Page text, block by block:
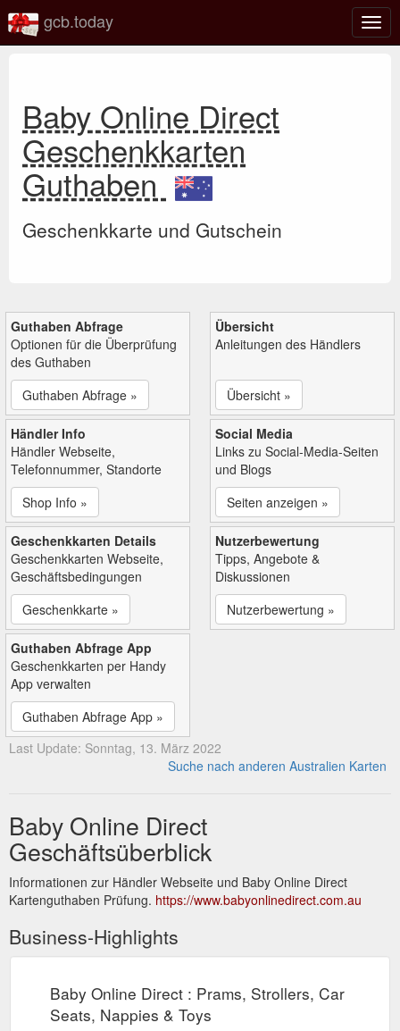
gcb.today
Baby Online Direct
Geschenkkarten
Guthaben
Geschenkkarte und Gutschein
Guthaben Abfrage
Optionen für die Überprüfung
des Guthaben
Guthaben Abfrage »
Übersicht
Anleitungen des Händlers
Übersicht »
Händler Info
Händler Webseite,
Telefonnummer, Standorte
Shop Info »
Social Media
Links zu Social-Media-Seiten
und Blogs
Seiten anzeigen »
Geschenkkarten Details
Geschenkkarten Webseite,
Geschäftsbedingungen
Geschenkkarte »
Nutzerbewertung
Tipps, Angebote &
Diskussionen
Nutzerbewertung »
Guthaben Abfrage App
Geschenkkarten per Handy
App verwalten
Guthaben Abfrage App »
Last Update: Sonntag, 13. März 2022
Suche nach anderen Australien Karten
Baby Online Direct
Geschäftsüberblick
Informationen zur Händler Webseite und Baby Online Direct
Kartenguthaben Prüfung. https://www.babyonlinedirect.com.au
Business-Highlights
Baby Online Direct : Prams, Strollers, Car
Seats, Nappies & Toys